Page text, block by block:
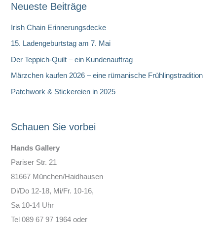
h
Neueste Beiträge
Irish Chain Erinnerungsdecke
15. Ladengeburtstag am 7. Mai
Der Teppich-Quilt – ein Kundenauftrag
Märzchen kaufen 2026 – eine rümanische Frühlingstradition
Patchwork & Stickereien in 2025
Schauen Sie vorbei
Hands Gallery
Pariser Str. 21
81667 München/Haidhausen
Di/Do 12-18, Mi/Fr. 10-16,
Sa 10-14 Uhr
Tel 089 67 97 1964 oder